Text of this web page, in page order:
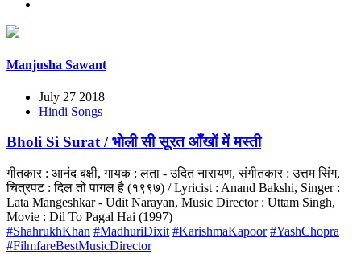
Manjusha Sawant
July 27 2018
Hindi Songs
Bholi Si Surat / भोली सी सूरत आँखों में मस्ती
गीतकार : आनंद बक्षी, गायक : लता - उदित नारायण, संगीतकार : उत्तम सिंग,
चित्रपट : दिल तो पागल है (१९९७) / Lyricist : Anand Bakshi, Singer :
Lata Mangeshkar - Udit Narayan, Music Director : Uttam Singh,
Movie : Dil To Pagal Hai (1997)
#ShahrukhKhan #MadhuriDixit #KarishmaKapoor #YashChopra
#FilmfareBestMusicDirector